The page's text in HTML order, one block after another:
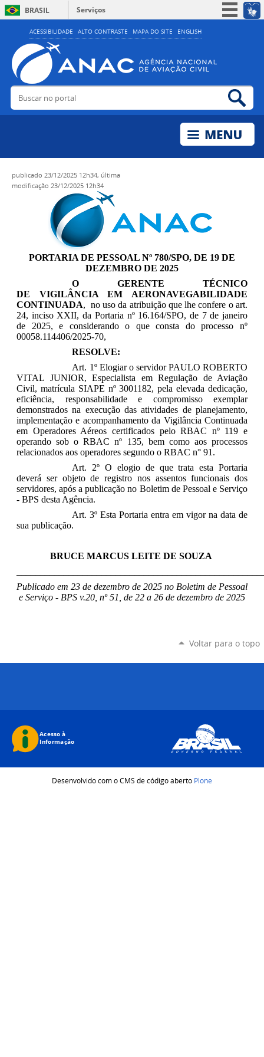
ACESSIBILIDADE ALTO CONTRASTE MAPA DO SITE ENGLISH
BRASIL
Serviços
Simplifique!
Acesso à informação
Legislação
Buscar no portal
publicado 23/12/2025 12h34, última
modificação 23/12/2025 12h34
PORTARIA DE PESSOAL Nº 780/SPO, DE 19 DE
DEZEMBRO DE 2025
OGERENTE TÉCNICO
DE VIGILÂNCIA EM AERONAVEGABILIDADE
CONTINUADA, no uso da atribuição que lhe confere o art.
24, inciso XXII, da Portaria nº 16.164/SPO, de 7 de janeiro
de 2025, e considerando o que consta do processo nº
00058.114406/2025-70,
RESOLVE:
Art. 1º Elogiar o servidorPAULO ROBERTO
VITAL JUNIOR, Especialista em Regulação de Aviação
Civil, matrícula SIAPE nº 3001182,pela elevada dedicação,
eficiência, responsabilidade e compromisso exemplar
demonstrados na execução das atividades de planejamento,
implementação e acompanhamento da Vigilância Continuada
em Operadores Aéreos certificados pelo RBAC nº 119 e
operando sob o RBAC nº 135, bem como aos processos
relacionados aos operadores segundo o RBAC n° 91.
Art. 2º O elogio de que trata esta Portaria
deverá ser objeto de registro nos assentos funcionais dos
servidores, após a publicação no Boletim de Pessoal e Serviço
- BPS desta Agência.
Art. 3º Esta Portaria entra em vigor na data de
sua publicação.
BRUCE MARCUS LEITE DE SOUZA
Publicado em 23 de dezembro de 2025 no Boletim de Pessoal
e Serviço - BPS v.20, nº 51, de 22 a 26 de dezembro de 2025
Voltar para o topo
Desenvolvido com o CMS de código aberto Plone